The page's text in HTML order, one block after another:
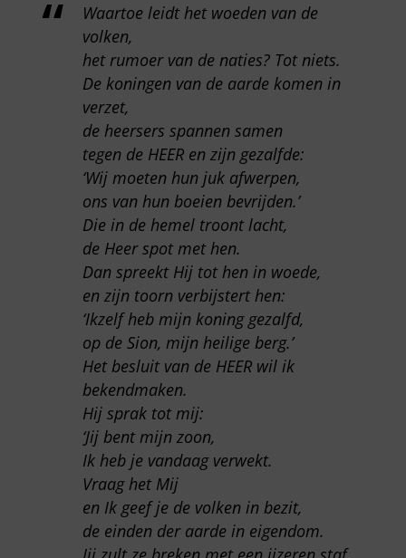
Waartoe leidt het woeden van de
volken,
het rumoer van de naties? Tot niets.
De koningen van de aarde komen in
verzet,
de heersers spannen samen
tegen de HEER en zijn gezalfde:
‘Wij moeten hun juk afwerpen,
ons van hun boeien bevrijden.’
Die in de hemel troont lacht,
de Heer spot met hen.
Dan spreekt Hij tot hen in woede,
en zijn toorn verbijstert hen:
‘Ikzelf heb mijn koning gezalfd,
op de Sion, mijn heilige berg.’
Het besluit van de HEER wil ik
bekendmaken.
Hij sprak tot mij:
‘Jij bent mijn zoon,
Ik heb je vandaag verwekt.
Vraag het Mij
en Ik geef je de volken in bezit,
de einden der aarde in eigendom.